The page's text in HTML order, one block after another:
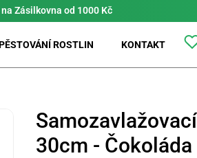
na Zásilkovna od 1000 Kč
ROSTLIN KONTAKT
30cm - Čokoláda